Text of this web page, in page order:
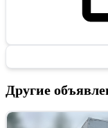
Другие